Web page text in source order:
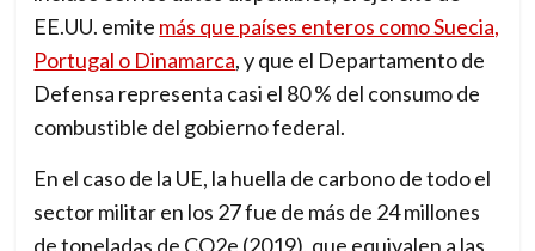
EE.UU. emite más que países enteros como Suecia,
Portugal o Dinamarca, y que el Departamento de
Defensa representa casi el 80 % del consumo de
combustible del gobierno federal.
En el caso de la UE, la huella de carbono de todo el
sector militar en los 27 fue de más de 24 millones
de toneladas de CO2e (2019), que equivalen a las